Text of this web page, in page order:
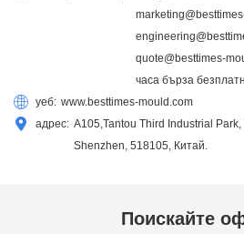
quote@besttimes-
часа бърза
уеб: www.besttimes-mould.com
адрес: A105,Tantou Third Industrial
Shenzhen, 518105, Китай.
Поискайте